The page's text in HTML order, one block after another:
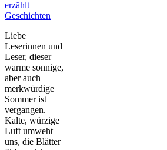
erzählt
Geschichten
Liebe
Leserinnen und
Leser, dieser
warme sonnige,
aber auch
merkwürdige
Sommer ist
vergangen.
Kalte, würzige
Luft umweht
uns, die Blätter